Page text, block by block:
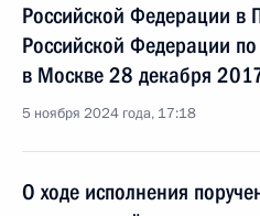
Российской Федерации в
Российской Федерации
в Москве 28 декабря
5 ноября 2024 года, 17:18
О ходе исполнения